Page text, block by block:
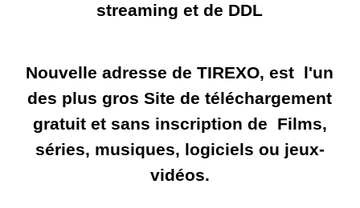
streaming et de DDL
Nouvelle adresse de TIREXO, est l'un
des plus gros Site de téléchargement
gratuit et sans inscription de Films,
séries, musiques, logiciels ou jeux-
vidéos.